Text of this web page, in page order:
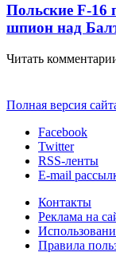
Польские F-16
шпион над
Читать
Полная версия
Facebook
Twitter
RSS-ленты
E-mail
Контакты
Реклама на
Правила